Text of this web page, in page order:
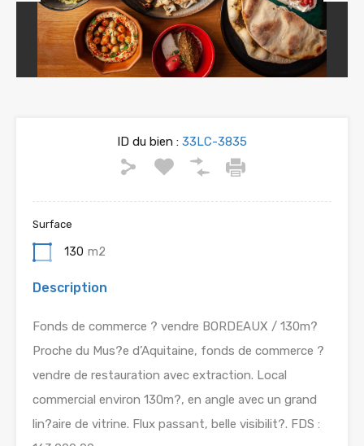
Previous
ID du bien : 33LC-3835
Surface
130 m2
Description
Fonds de commerce ? vendre BORDEAUX / 130m?
Proche du Mus?e d’Aquitaine, fonds de commerce ?
vendre de restauration avec extraction. Local
commercial environ 130m?, en angle avec un grand
lin?aire de vitrine. Flux passant, belle visibilit?. FDS :